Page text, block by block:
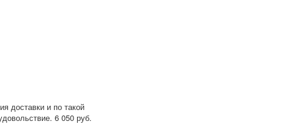
доставки и по такой
6 050 руб.